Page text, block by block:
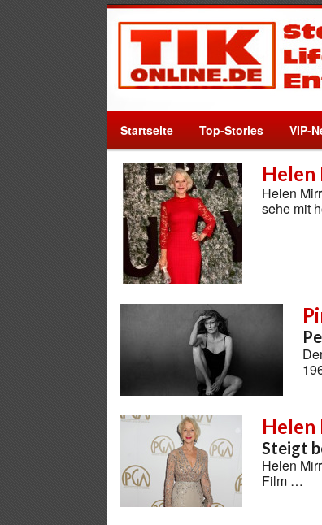
Startseite Top-Stories VIP-
Helen
Helen
sehe mit
Steigt
Helen
Film …